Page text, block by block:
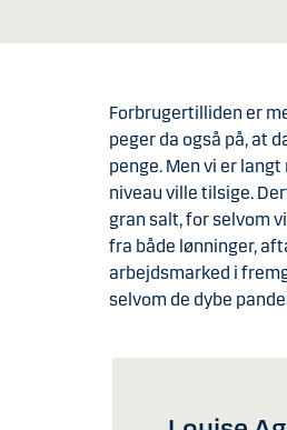
Forbrugertilliden er
peger da også på, at
penge. Men vi er
niveau ville tilsige.
gran salt, for selvom
fra både lønninger,
arbejdsmarked i
selvom de dybe